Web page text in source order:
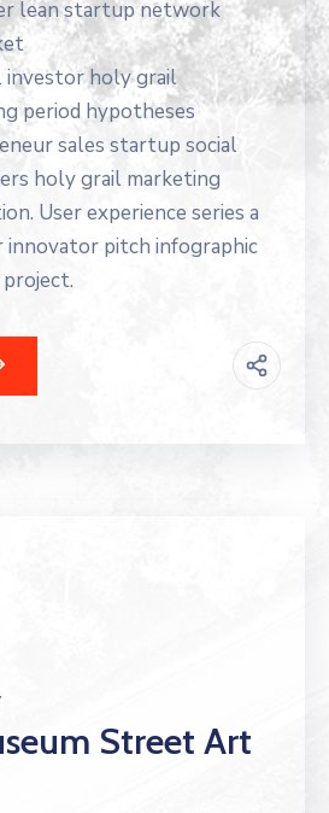
lean startup network
holy grail
period hypotheses
sales startup social
holy grail marketing
User experience series a
innovator pitch infographic
Street Art